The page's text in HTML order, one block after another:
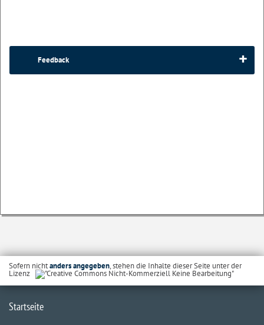
Feedback
Sofern nichtanders angegeben, stehen die Inhalte dieser Seite unter der
Lizenz
Startseite